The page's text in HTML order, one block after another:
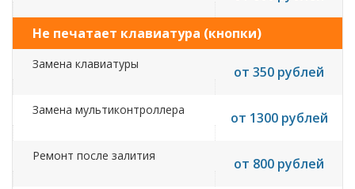
Не печатает клавиатура (кнопки)
Замена клавиатуры от 350 рублей
Замена мультиконтроллера от 1300 рублей
Ремонт после залития от 800 рублей